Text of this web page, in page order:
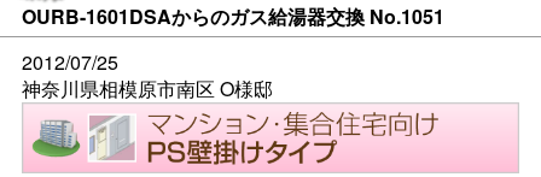
OURB-1601DSAからのガス給湯器交換 No.1051
2012/07/25
神奈川県相模原市南区 O様邸